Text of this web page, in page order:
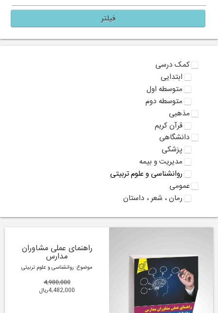
فیلتر
کمک درسی
ابتدایی
متوسطه اول
متوسطه دوم
مذهبی
قرآن کریم
دانشگاهی
پزشکی
مدیریت و بیمه
روانشناسی و علوم تربیتی
عمومی
رمان ، شعر ، داستان
راهنمای عملی مشاوران
مدارس
موضوع: روانشناسی و علوم تربیتی
4,980,000
4,482,000ریال